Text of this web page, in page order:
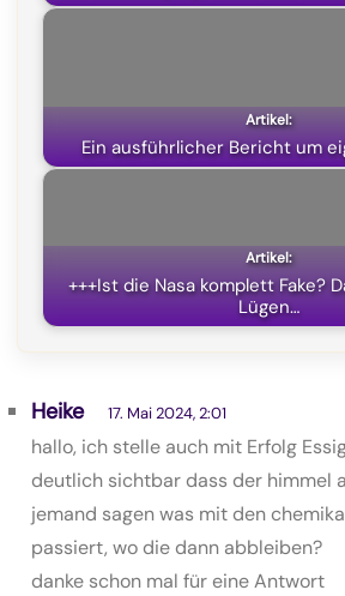
Ein ausführlicher Bericht um
+++Ist die Nasa komplett Fake?
Lügen…
Heike 17. Mai 2024, 2:01
hallo, ich stelle auch mit Erfolg
deutlich sichtbar dass der himmel
jemand sagen was mit den
passiert, wo die dann abbleiben?
danke schon mal für eine Antwort